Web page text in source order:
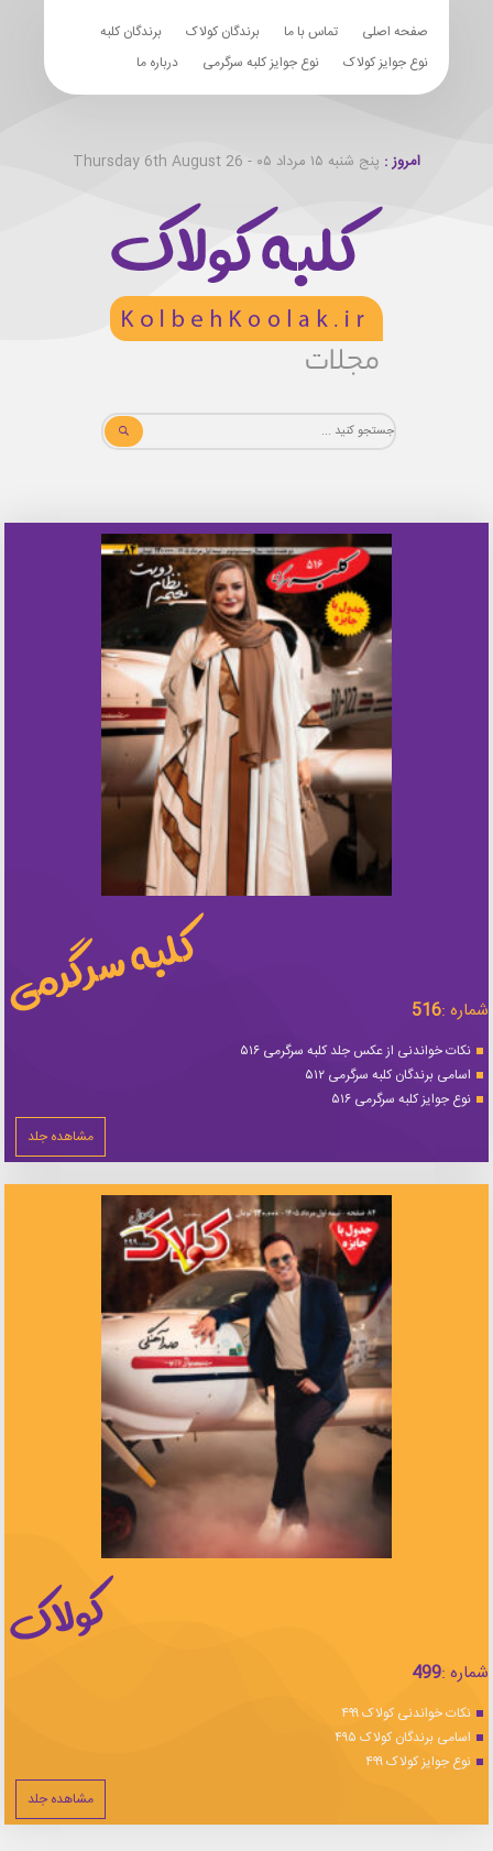
صفحه اصلی تماس با ما برندگان کولاک
برندگان کلبه
نوع جوایز کولاک
نوع جوایز کلبه سرگرمی درباره ما
امروز : پنج شنبه ۱۵ مرداد ۰۵ - Thursday 6th August 26
شماره :516
نکات خواندنی از عکس جلد کلبه سرگرمی ۵۱۶
اسامی برندگان کلبه سرگرمی ۵۱۲
نوع جوایز کلبه سرگرمی ۵۱۶
مشاهده جلد
شماره :499
نکات خواندنی کولاک ۴۹۹
اسامی برندگان کولاک ۴۹۵
نوع جوایز کولاک ۴۹۹
مشاهده جلد